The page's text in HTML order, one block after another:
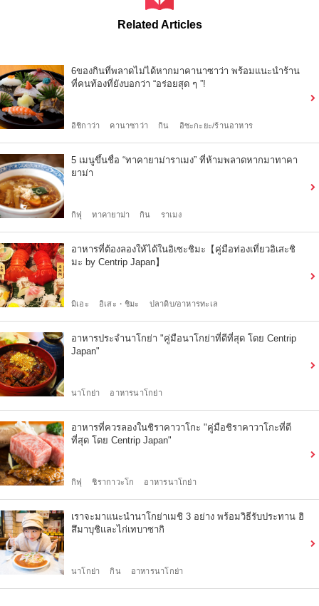
Related Articles
6ของกินที่พลาดไม่ได้หากมาคานาซาว่า พร้อมแนะนำร้าน
ที่คนท้องที่ยังบอกว่า “อร่อยสุด ๆ ”!
อิชิกาว่า คานาซาว่า กิน อิซะกะยะ/ร้านอาหาร
5 เมนูขึ้นชื่อ “ทาคายาม่าราเมง” ที่ห้ามพลาดหากมาทาคา
ยาม่า
กิฟุ ทาคายาม่า กิน ราเมง
อาหารที่ต้องลองให้ได้ในอิเซะชิมะ【คู่มือท่องเที่ยวอิเสะชิ
มะ by Centrip Japan】
มิเอะ อิเสะ・ชิมะ ปลาดิบ/อาหารทะเล
อาหารประจำนาโกย่า "คู่มือนาโกย่าที่ดีที่สุด โดย Centrip
Japan"
นาโกย่า อาหารนาโกย่า
อาหารที่ควรลองในชิราคาวาโกะ "คู่มือชิราคาวาโกะที่ดี
ที่สุด โดย Centrip Japan"
กิฟุ ชิรากาวะโก อาหารนาโกย่า
เราจะมาแนะนำนาโกย่าเมชิ 3 อย่าง พร้อมวิธีรับประทาน ฮิ
สึมาบุชิและไก่เทบาซากิ
นาโกย่า กิน อาหารนาโกย่า